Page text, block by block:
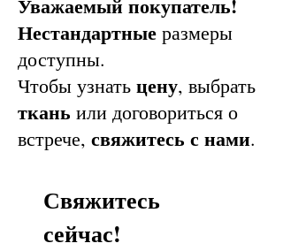
Нестандартные размеры
доступны.
Чтобы узнать цену, выбрать
ткань или договориться о
встрече, свяжитесь с нами.
Свяжитесь
сейчас!